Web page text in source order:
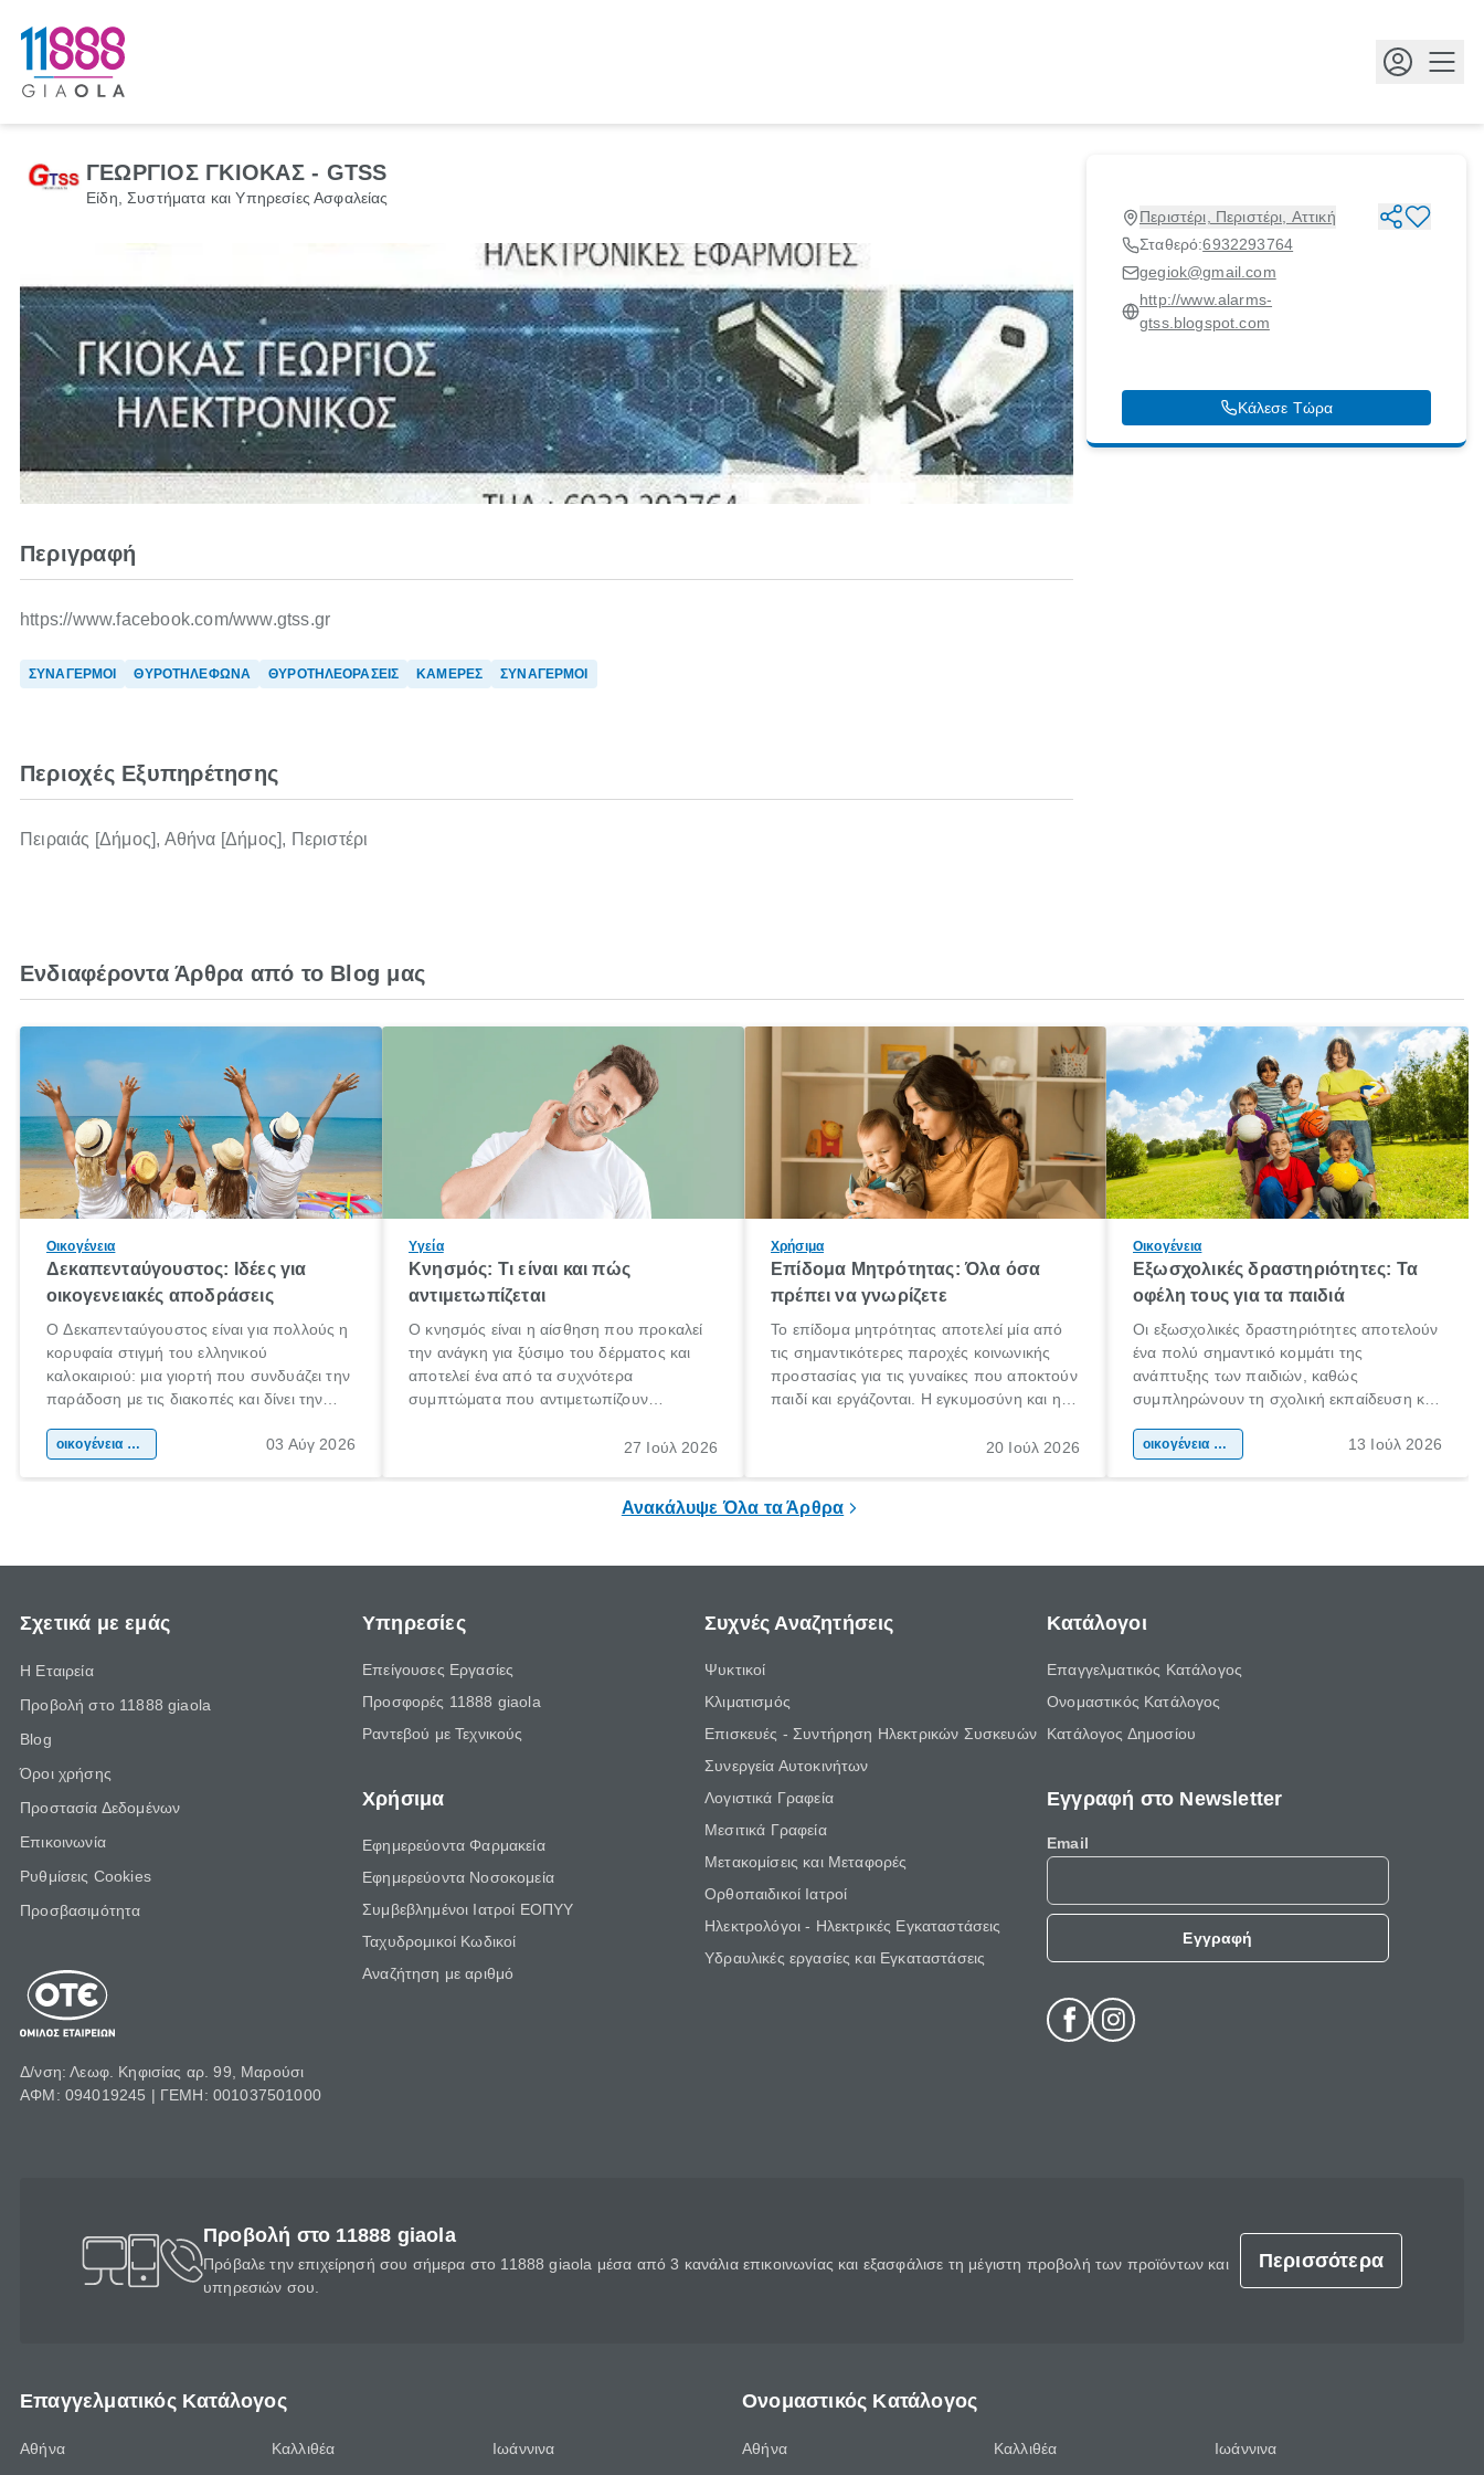
ΓΕΩΡΓΙΟΣ ΓΚΙΟΚΑΣ - GTSS
Είδη, Συστήματα και Υπηρεσίες Ασφαλείας
Περιστέρι, Περιστέρι, Αττική
Σταθερό:6932293764
gegiok@gmail.com
http://www.alarms-
gtss.blogspot.com
Κάλεσε Τώρα
Περιγραφή
https://www.facebook.com/www.gtss.gr
ΣΥΝΑΓΕΡΜΟΙ ΘΥΡΟΤΗΛΕΦΩΝΑ ΘΥΡΟΤΗΛΕΟΡΑΣΕΙΣ ΚΑΜΕΡΕΣ ΣΥΝΑΓΕΡΜΟΙ
Περιοχές Εξυπηρέτησης
Πειραιάς [Δήμος], Αθήνα [Δήμος], Περιστέρι
Ενδιαφέροντα Άρθρα από το Blog μας
Οικογένεια
Δεκαπενταύγουστος: Ιδέες για
οικογενειακές αποδράσεις
Ο Δεκαπενταύγουστος είναι για πολλούς η
κορυφαία στιγμή του ελληνικού
καλοκαιριού: μια γιορτή που συνδυάζει την
παράδοση με τις διακοπές και δίνει την
χώρας. Είτε πρόκειται για λίγες μέρες
οικογένεια & παιδί 03 Αύγ 2026
Υγεία
Κνησμός: Τι είναι και πώς
αντιμετωπίζεται
Ο κνησμός είναι η αίσθηση που προκαλεί
την ανάγκη για ξύσιμο του δέρματος και
αποτελεί ένα από τα συχνότερα
συμπτώματα που αντιμετωπίζουν
πληροφορίες για το «κνησμός τι είναι»,
27 Ιούλ 2026
Χρήσιμα
Επίδομα Μητρότητας: Όλα όσα
πρέπει να γνωρίζετε
Το επίδομα μητρότητας αποτελεί μία από
τις σημαντικότερες παροχές κοινωνικής
προστασίας για τις γυναίκες που αποκτούν
παιδί και εργάζονται. Η εγκυμοσύνη και η
σημαντική περίοδος στη ζωή κάθε20 Ιούλ 2026
Οικογένεια
Εξωσχολικές δραστηριότητες: Τα
οφέλη τους για τα παιδιά
Οι εξωσχολικές δραστηριότητες αποτελούν
ένα πολύ σημαντικό κομμάτι της
ανάπτυξης των παιδιών, καθώς
συμπληρώνουν τη σχολική εκπαίδευση και
της προσωπικότητας, της κοινωνικότητας
οικογένεια & παιδί 13 Ιούλ 2026
Ανακάλυψε Όλα τα Άρθρα
Σχετικά με εμάς
Η Εταιρεία
Προβολή στο 11888 giaola
Blog
Όροι χρήσης
Προστασία Δεδομένων
Επικοινωνία
Ρυθμίσεις Cookies
Προσβασιμότητα
Δ/νση: Λεωφ. Κηφισίας αρ. 99, Μαρούσι
ΑΦΜ: 094019245 | ΓΕΜΗ: 001037501000
Υπηρεσίες
Επείγουσες Εργασίες
Προσφορές 11888 giaola
Ραντεβού με Τεχνικούς
Χρήσιμα
Εφημερεύοντα Φαρμακεία
Εφημερεύοντα Νοσοκομεία
Συμβεβλημένοι Ιατροί ΕΟΠΥΥ
Ταχυδρομικοί Κωδικοί
Αναζήτηση με αριθμό
Συχνές Αναζητήσεις
Ψυκτικοί
Κλιματισμός
Επισκευές - Συντήρηση Ηλεκτρικών Συσκευών
Συνεργεία Αυτοκινήτων
Λογιστικά Γραφεία
Μεσιτικά Γραφεία
Μετακομίσεις και Μεταφορές
Ορθοπαιδικοί Ιατροί
Ηλεκτρολόγοι - Ηλεκτρικές Εγκαταστάσεις
Υδραυλικές εργασίες και Εγκαταστάσεις
Κατάλογοι
Επαγγελματικός Κατάλογος
Ονομαστικός Κατάλογος
Κατάλογος Δημοσίου
Εγγραφή στο Newsletter
Email
Εγγραφή
Προβολή στο 11888 giaola
Πρόβαλε την επιχείρησή σου σήμερα στο 11888 giaola μέσα από 3 κανάλια επικοινωνίας και εξασφάλισε τη μέγιστη προβολή των προϊόντων και
υπηρεσιών σου.
Περισσότερα
Επαγγελματικός Κατάλογος
Αθήνα
Καλλιθέα
Ιωάννινα
Ονομαστικός Κατάλογος
Αθήνα
Καλλιθέα
Ιωάννινα